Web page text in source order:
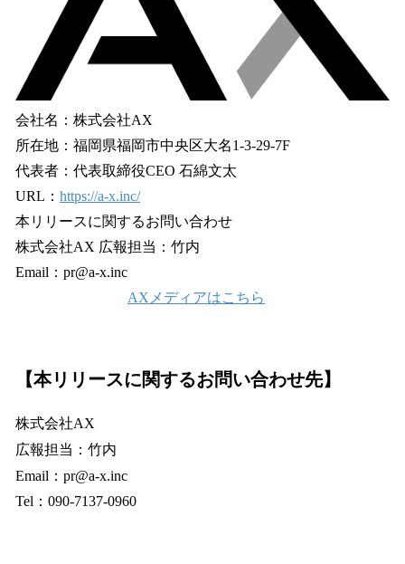
会社名：株式会社AX
所在地：福岡県福岡市中央区大名1-3-29-7F
代表者：代表取締役CEO 石綿文太
URL： https://a-x.inc/
本リリースに関するお問い合わせ
株式会社AX 広報担当：竹内
Email：pr@a-x.inc
AXメディアはこちら
【本リリースに関するお問い合わせ先】
株式会社AX
広報担当：竹内
Email：​pr@a-x.inc
Tel：090-7137-0960